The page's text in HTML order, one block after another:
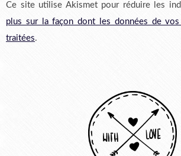
Ce site utilise Akismet pour réduire les
plus sur la façon dont les données de
traitées.